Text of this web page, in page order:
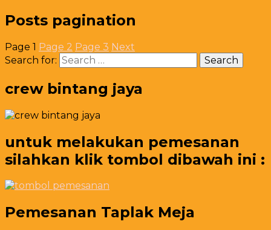
Posts pagination
Page 1 Page 2 Page 3 Next
Search for:
crew bintang jaya
untuk melakukan pemesanan
silahkan klik tombol dibawah ini :
Pemesanan Taplak Meja